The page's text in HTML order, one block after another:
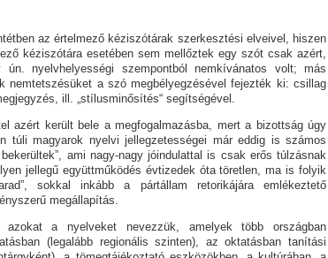
az értelmező kéziszótárak szerkesztési elveivel, hiszen
kéziszótára esetében sem mellőztek egy szót csak azért,
ún. nyelvhelyességi szempontból nemkívánatos volt; más
nemtetszésüket a szó megbélyegzésével fejezték ki: csillag
ill. „stílusminősítés“ segítségével.
azért került bele a megfogalmazásba, mert a bizott­ság úgy
túli magyarok nyelvi jellegzetességei már eddig is szá­mos
ami nagy-nagy jóindulattal is csak erős túlzásnak
jellegű együttműködés évtizedek óta töretlen, ma is folyik
sokkal inkább a pártállam retorikájára em­lé­kez­te­tő
megállapítás.
azokat a nyelveket nevezzük, amelyek több országban
(legalább regionális szinten), az oktatásban tanítási